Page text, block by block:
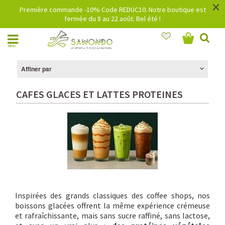
Première commande -10% Code REDUC10. Notre boutique est
fermée du 8 au 22 août. Bel été !
×
MENU
Affiner par
CAFES GLACES ET LATTES PROTEINES
Inspirées des grands classiques des coffee shops, nos
boissons glacées offrent la même expérience crémeuse
et rafraîchissante, mais sans sucre raffiné, sans lactose,